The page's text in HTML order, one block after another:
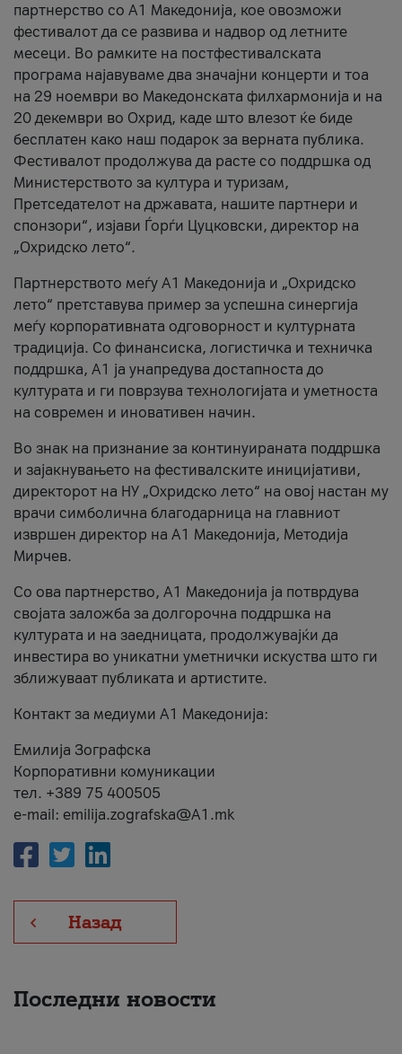
партнерство со А1 Македонија, кое овозможи
фестивалот да се развива и надвор од летните
месеци. Во рамките на постфестивалската
програма најавуваме два значајни концерти и тоа
на 29 ноември во Македонската филхармонија и на
20 декември во Охрид, каде што влезот ќе биде
бесплатен како наш подарок за верната публика.
Фестивалот продолжува да расте со поддршка од
Министерството за култура и туризам,
Претседателот на државата, нашите партнери и
спонзори“, изјави Ѓорѓи Цуцковски, директор на
„Охридско лето“.
Партнерството меѓу A1 Македонија и „Охридско
лето“ претставува пример за успешна синергија
меѓу корпоративната одговорност и културната
традиција. Со финансиска, логистичка и техничка
поддршка, A1 ја унапредува достапноста до
културата и ги поврзува технологијата и уметноста
на современ и иновативен начин.
Во знак на признание за континуираната поддршка
и зајакнувањето на фестивалските иницијативи,
директорот на НУ „Охридско лето“ на овој настан му
врачи симболична благодарница на главниот
извршен директор на A1 Македонија, Методија
Мирчев.
Со ова партнерство, A1 Македонија ја потврдува
својата заложба за долгорочна поддршка на
културата и на заедницата, продолжувајќи да
инвестира во уникатни уметнички искуства што ги
зближуваат публиката и артистите.
Контакт за медиуми А1 Македонија:
Емилија Зографска
Корпоративни комуникации
тел. +389 75 400505
e-mail: emilija.zografska@A1.mk
Назад
Последни новости